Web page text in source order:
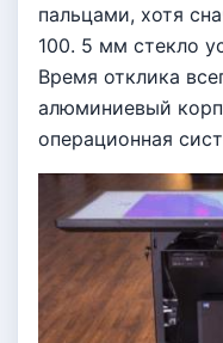
пальцами, хотя
100. 5 мм стекло
Время отклика
алюминиевый
операционная